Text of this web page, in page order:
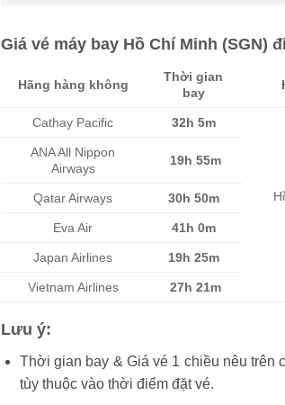
Giá vé máy bay Hồ Chí Minh (SGN)
Hãng hàng không
Thời gian
bay
Cathay Pacific 32h 5m
ANA All Nippon
Airways
19h 55m
Qatar Airways 30h 50m
Eva Air 41h 0m
Japan Airlines 19h 25m
Vietnam Airlines 27h 21m
Lưu ý:
Thời gian bay & Giá vé 1 chiều nêu trên
tùy thuộc vào thời điểm đặt vé.